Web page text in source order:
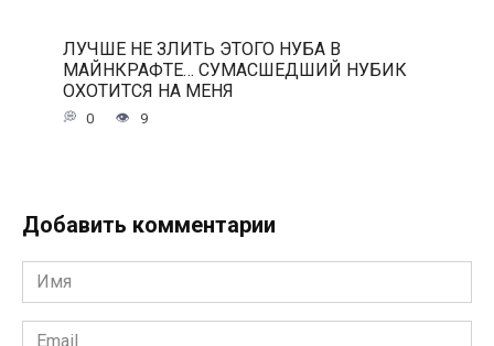
ЛУЧШЕ НЕ ЗЛИТЬ ЭТОГО НУБА В
МАЙНКРАФТЕ… СУМАСШЕДШИЙ НУБИК
ОХОТИТСЯ НА МЕНЯ
0 9
Добавить комментарии
Имя
*
Email